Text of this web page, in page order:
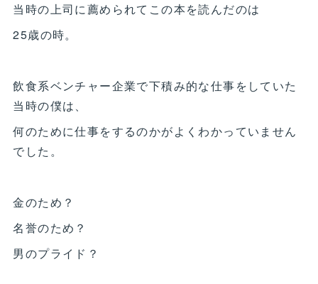
当時の上司に薦められてこの本を読んだのは
25歳の時。
飲食系ベンチャー企業で下積み的な仕事をしていた
当時の僕は、
何のために仕事をするのかがよくわかっていません
でした。
金のため？
名誉のため？
男のプライド？